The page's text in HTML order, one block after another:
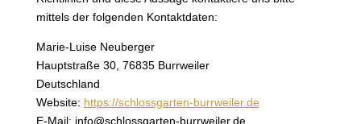
mittels der folgenden Kontaktdaten:
Marie-Luise Neuberger
Hauptstraße 30, 76835 Burrweiler
Deutschland
Website: https://schlossgarten-burrweiler.de
E-Mail: ed.reliewrrub-netragssolhcs@ofni